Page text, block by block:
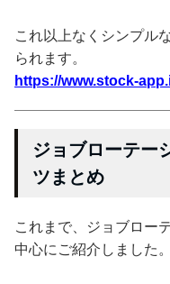
これ以上なくシンプル
られます。
https://www.stock-
ジョブローテー
ツまとめ
これまで、ジョブロー
中心にご紹介しました。